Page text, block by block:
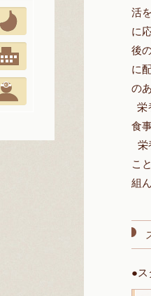
活
に
後
に
の
栄
食
栄
こ
組
●